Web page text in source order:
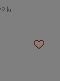
kr